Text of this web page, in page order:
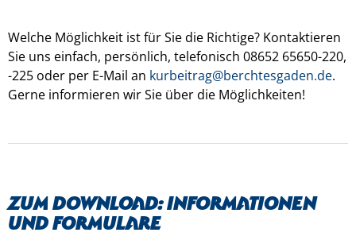
Welche Möglichkeit ist für Sie die Richtige? Kontaktieren
Sie uns einfach, persönlich, telefonisch 08652 65650-220,
-225 oder per E-Mail an kurbeitrag@berchtesgaden.de.
Gerne informieren wir Sie über die Möglichkeiten!
Zum Download: Informationen
und Formulare